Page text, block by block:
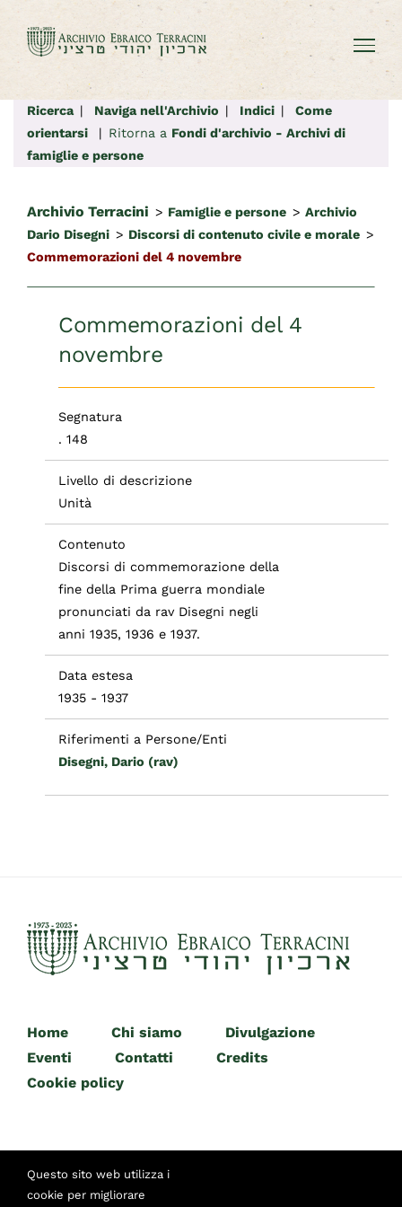
Salta
contenuto
Ricerca | Naviga nell'Archivio | Indici | Come
orientarsi | Ritorna a Fondi d'archivio - Archivi di
famiglie e persone
Archivio Terracini > Famiglie e persone> Archivio
Dario Disegni > Discorsi di contenuto civile e morale >
Commemorazioni del 4 novembre
Commemorazioni del 4
novembre
Segnatura
. 148
Livello di descrizione
Unità
Contenuto
Discorsi di commemorazione della
fine della Prima guerra mondiale
pronunciati da rav Disegni negli
anni 1935, 1936 e 1937.
Data estesa
1935 - 1937
Riferimenti a Persone/Enti
Disegni, Dario (rav)
Home Chi siamo
Divulgazione
Eventi
Contatti
Credits
Cookie policy
Questo sito web utilizza i
cookie per migliorare